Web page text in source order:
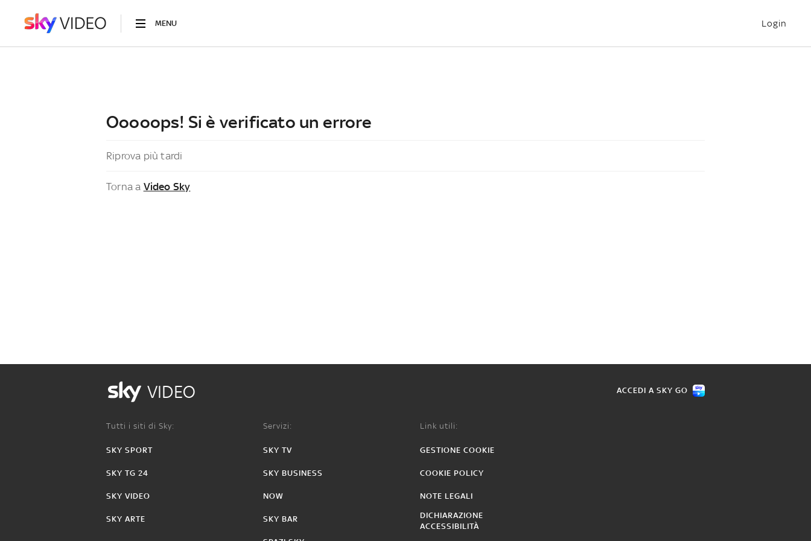
MENU Login
Ooooops! Si è verificato un errore
Riprova più tardi
Torna a Video Sky
VIDEO ACCEDI A SKY GO
Tutti i siti di Sky:
SKY SPORT
SKY TG 24
SKY VIDEO
SKY ARTE
Servizi:
SKY TV
SKY BUSINESS
NOW
SKY BAR
Link utili:
GESTIONE COOKIE
COOKIE POLICY
NOTE LEGALI
DICHIARAZIONE
ACCESSIBILITÀ